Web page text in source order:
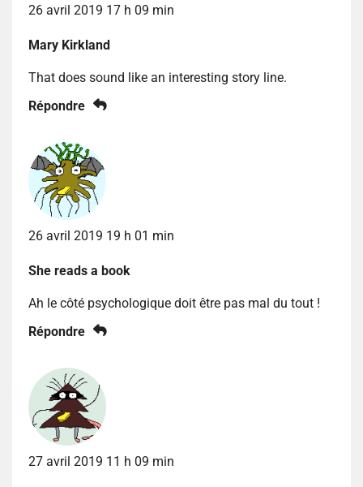
26 avril 2019 17 h 09 min
Mary Kirkland
That does sound like an interesting story line.
Répondre
26 avril 2019 19 h 01 min
She reads a book
Ah le côté psychologique doit être pas mal du tout !
Répondre
27 avril 2019 11 h 09 min